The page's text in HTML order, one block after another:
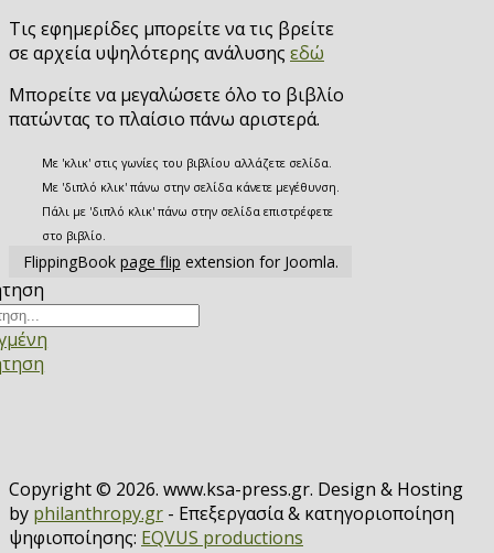
Τις εφημερίδες μπορείτε να τις βρείτε
σε αρχεία υψηλότερης ανάλυσης εδώ
Μπορείτε να μεγαλώσετε όλο το βιβλίο
πατώντας το πλαίσιο πάνω αριστερά.
Με 'κλικ' στις γωνίες του βιβλίου αλλάζετε σελίδα.
Με 'διπλό κλικ' πάνω στην σελίδα κάνετε μεγέθυνση.
Πάλι με 'διπλό κλικ' πάνω στην σελίδα επιστρέφετε
στο βιβλίο.
FlippingBook page flip extension for Joomla.
Copyright © 2026. www.ksa-press.gr. Design & Hosting
by philanthropy.gr - Επεξεργασία & κατηγοριοποίηση
ψηφιοποίησης: EQVUS productions